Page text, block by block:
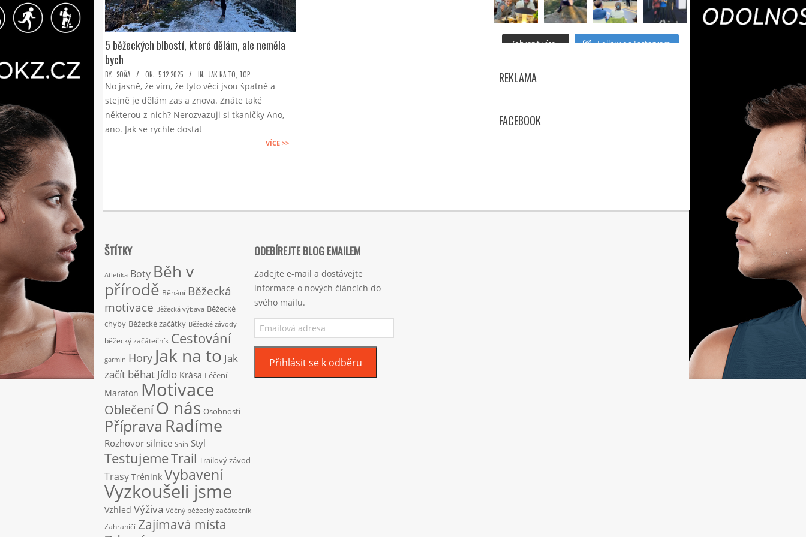
5 běžeckých blbostí, které dělám, ale neměla
bych
2025-
12-
05
BY: SOŇA ON: 5.12.2025 IN: JAK NA TO TOP
No jasně, že vím, že tyto věci jsou špatně a
stejně je dělám zas a znova. Znáte také
některou z nich? Nerozvazuji si tkaničky Ano,
ano. Jak se rychle dostat
VÍCE >>
Zobrazit více... Follow on Instagram
REKLAMA
FACEBOOK
ŠTÍTKY
Atletika Boty Běh v
přírodě Běhání Běžecká
motivace Běžecká výbava Běžecké
chyby Běžecké začátky Běžecké závody
běžecký začátečník Cestování
garmin Hory Jak na to Jak
začít běhat Jídlo Krása Léčení
Maraton Motivace
OblečeníO nás Osobnosti
Příprava Radíme
Rozhovor silnice Sníh Styl
TestujemeTrail Trailový závod
Trasy Trénink Vybavení
Vyzkoušeli jsme
Vzhled Výživa Věčný běžecký začátečník
Zahraničí Zajímavá místa
ODEBÍREJTE BLOG EMAILEM
Zadejte e-mail a dostávejte
informace o nových článcích do
svého mailu.
Emailová
adresa
Přihlásit se k odběru